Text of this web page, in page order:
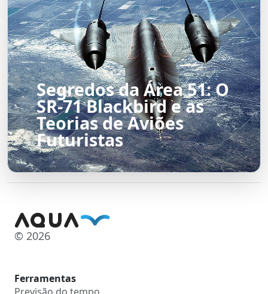
Segredos da Área 51: O
SR-71 Blackbird e as
Teorias de Aviões
Futuristas
© 2026
Ferramentas
Previsão do tempo